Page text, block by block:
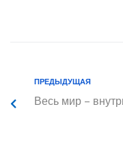
ПРЕДЫДУЩАЯ
Весь мир –